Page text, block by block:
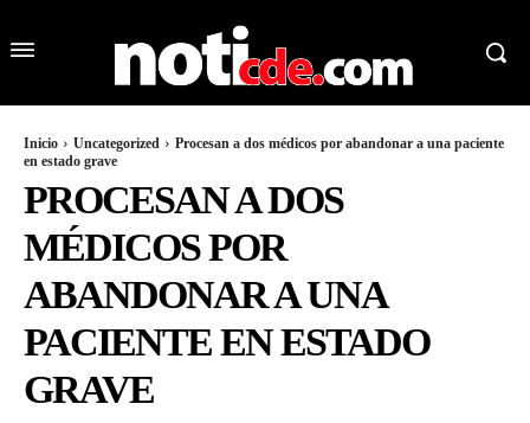
Inicio Uncategorized
Procesan a dos médicos por abandonar a una paciente
en estado grave
PROCESAN A DOS
MÉDICOS POR
ABANDONAR A UNA
PACIENTE EN ESTADO
GRAVE